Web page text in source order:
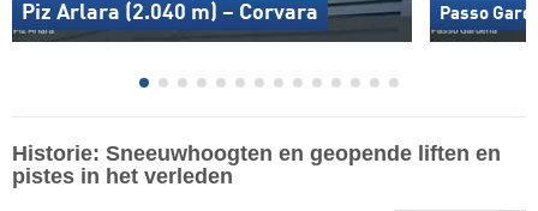
Piz Arlara (2.040 m) – Corvara Passo
Historie: Sneeuwhoogten en geopende liften en
pistes in het verleden